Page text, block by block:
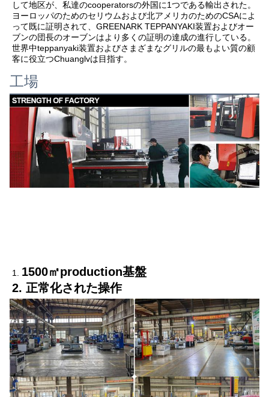
ヨーロッパのためのセリウムおよび北アメリカのためのCSAによ
って既に証明されて、GREENARK TEPPANYAKI装置およびオー
ブンの団長のオーブンはより多くの証明の達成の進行している。
世界中teppanyaki装置およびさまざまなグリルの最もよい質の顧
客に役立つChuanglvは目指す。
工場
1. 1500㎡production基盤
2. 正常化された操作